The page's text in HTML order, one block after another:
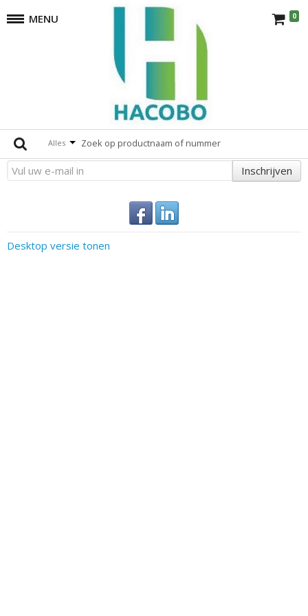
MENU 0
Alles
Veiligheidsvesten
Er zijn geen producten die overeenkomen met de selectie.
Altijd op de hoogte
Inschrijven
Desktop versie tonen